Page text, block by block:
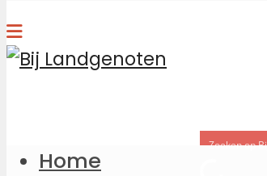
Home